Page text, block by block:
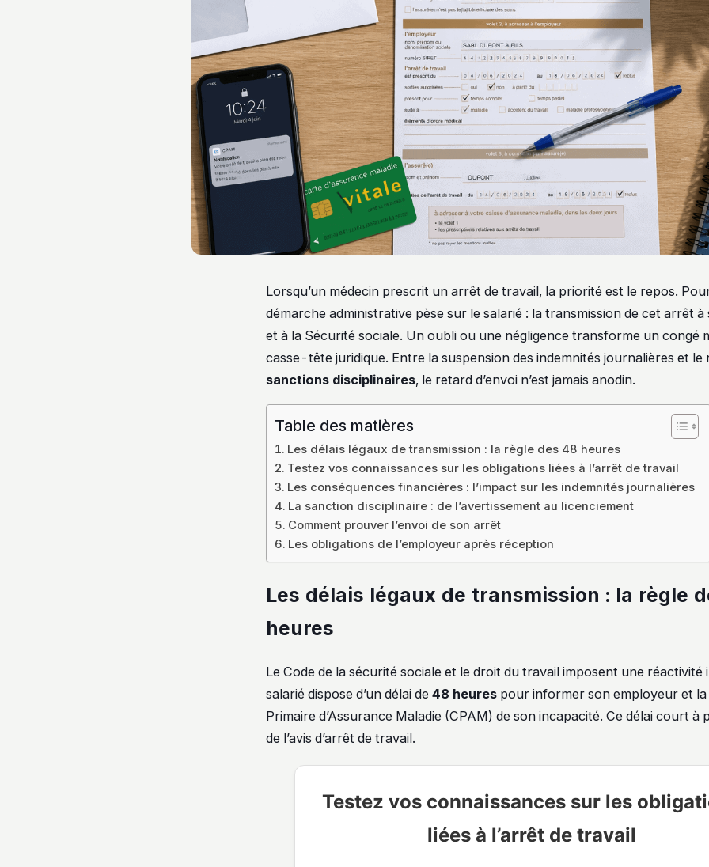
Lorsqu’un médecin prescrit un arrêt de travail, la priorité est le repos.
démarche administrative pèse sur le salarié : la transmission de cet arrêt
et à la Sécurité sociale. Un oubli ou une négligence transforme un congé
casse-tête juridique. Entre la suspension des indemnités journalières et le
sanctions disciplinaires, le retard d’envoi n’est jamais anodin.
Table des matières
Les délais légaux de transmission : la règle des 48 heures
Testez vos connaissances sur les obligations liées à l’arrêt de travail
Les conséquences financières : l’impact sur les indemnités journalières
La sanction disciplinaire : de l’avertissement au licenciement
Comment prouver l’envoi de son arrêt
Les obligations de l’employeur après réception
Les délais légaux de transmission : la règle
heures
Le Code de la sécurité sociale et le droit du travail imposent une réactivité
salarié dispose d’un délai de 48 heures pour informer son employeur et la
Primaire d’Assurance Maladie (CPAM) de son incapacité. Ce délai court à
de l’avis d’arrêt de travail.
Testez vos connaissances sur les
liées à l’arrêt de travail